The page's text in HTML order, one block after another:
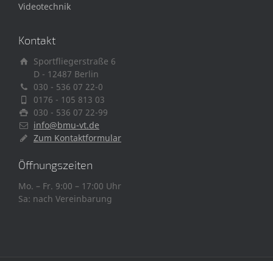
Videotechnik
Kontakt
Sportfliegerstraße 6
D - 12487 Berlin
030 - 536 07 22-0
0176 - 105 813 03
030 - 536 07 22-99
info@bmu-vt.de
Zum Kontaktformular
Öffnungszeiten
Mo. – Fr. 9:00 – 17:00 Uhr
Sa: nach Vereinbarung